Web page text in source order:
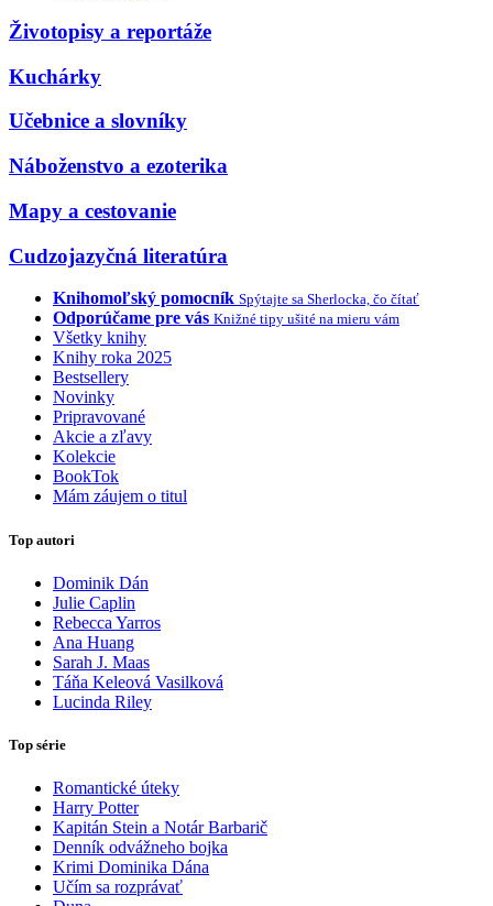
Životopisy a reportáže
Kuchárky
Učebnice a slovníky
Náboženstvo a ezoterika
Mapy a cestovanie
Cudzojazyčná literatúra
Knihomoľský pomocník Spýtajte sa Sherlocka, čo čítať
Odporúčame pre vás Knižné tipy ušité na mieru vám
Všetky knihy
Knihy roka 2025
Bestsellery
Novinky
Pripravované
Akcie a zľavy
Kolekcie
BookTok
Mám záujem o titul
Top autori
Dominik Dán
Julie Caplin
Rebecca Yarros
Ana Huang
Sarah J. Maas
Táňa Keleová Vasilková
Lucinda Riley
Top série
Romantické úteky
Harry Potter
Kapitán Stein a Notár Barbarič
Denník odvážneho bojka
Krimi Dominika Dána
Učím sa rozprávať